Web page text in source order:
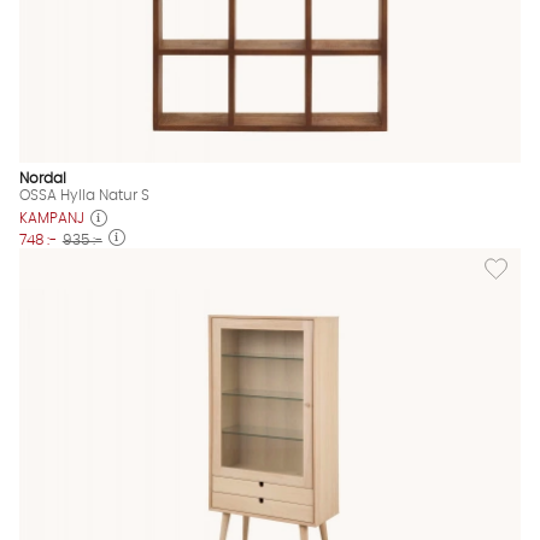
Nordal
OSSA Hylla Natur S
KAMPANJ
748 :- 935 :-
Lägg